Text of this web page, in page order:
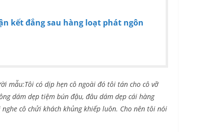
kết đắng sau hàng loạt phát ngôn
mẫu:Tôi có dịp hẹn cô ngoài đó tôi tán cho cô vỡ
dám dẹp tiệm bún đậu, đâu dám dẹp cái hàng
cô chửi khách khủng khiếp luôn. Cho nên tôi nói